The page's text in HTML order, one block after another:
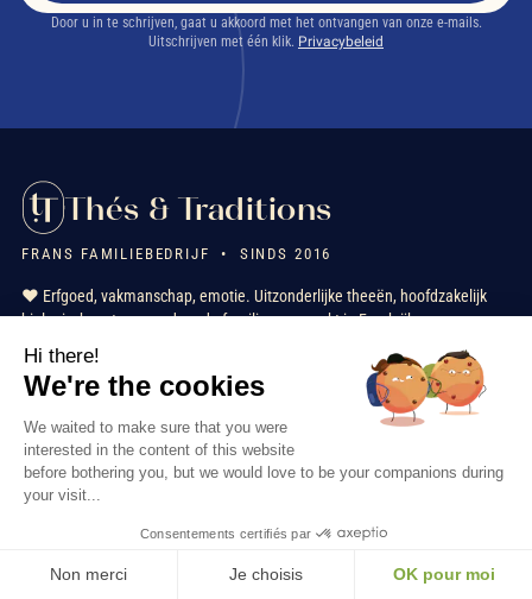
Door u in te schrijven, gaat u akkoord met het ontvangen van onze e-mails.
Uitschrijven met één klik. Privacybeleid
Thés & Traditions
FRANS FAMILIEBEDRIJF • SINDS 2016
❤️ Erfgoed, vakmanschap, emotie. Uitzonderlijke theeën, hoofdzakelijk
biologisch, ontworpen door de familie en verpakt in Frankrijk.
★★★★★+ 2000 beoordelingen geverifieerde klanten
FR EN IT NL
Informatie
Hi there!
We're the cookies
We waited to make sure that you were
interested in the content of this website
before bothering you, but we would love to be your companions during
your visit...
Consentements certifiés par
Non merci Je choisis OK pour moi